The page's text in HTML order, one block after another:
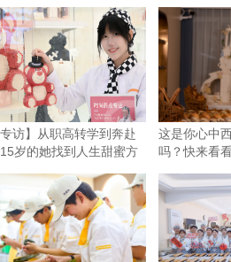
专访】从职高转学到奔赴
岁的她找到人生甜蜜方
这是你心中
吗？快来看看